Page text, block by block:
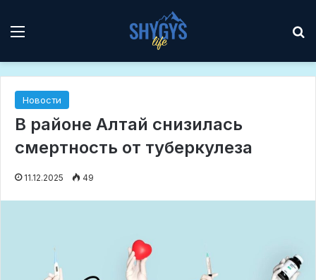
Мәзір
Новости
В районе Алтай снизилась
смертность от туберкулеза
11.12.2025 49